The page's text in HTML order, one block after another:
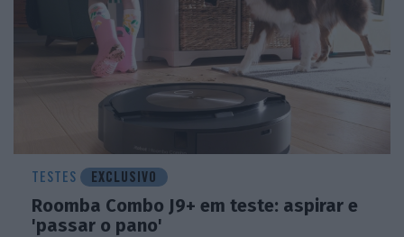
TESTES EXCLUSIVO
Roomba Combo J9+ em teste: aspirar e
'passar o pano'